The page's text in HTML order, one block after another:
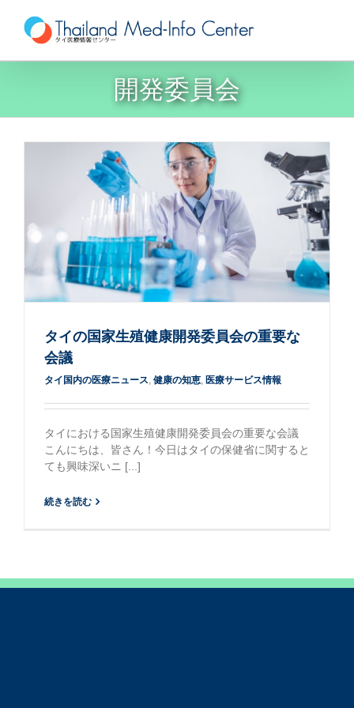
content
開発委員会
タイの国家生殖健康開発委員会の重要な
会議
タイ国内の医療ニュース 健康の知恵 医療サービス情報
タイにおける国家生殖健康開発委員会の重要な会議
こんにちは、皆さん！今日はタイの保健省に関すると
ても興味深いニ [...]
続きを読む